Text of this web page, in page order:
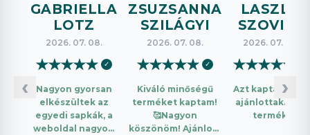
‹
GABRIELLA
LOTZ
2026. 07. 08.
★★★★★ ✓
Nagyon gyorsan
elkészültek az
egyedi sapkák, a
weboldal nagyon
ZSUZSANNA
SZILÁGYI
2026. 07. 08.
★★★★★ ✓
Kiváló minőségű
terméket kaptam!
🥰Nagyon
köszönöm! Ajánlom
LASZLO
SZOVICS
2026. 07. 08.
★★★★★
Azt kaptam amit
ajánlottak. Jó a
termék.
›